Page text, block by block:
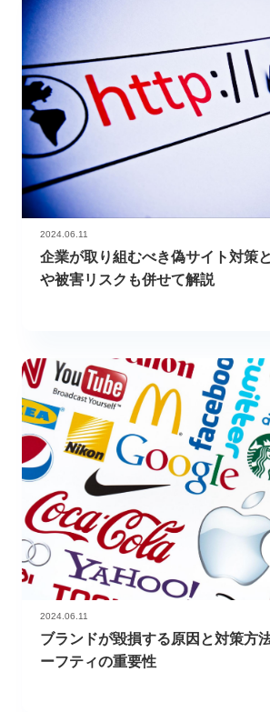
2024.06.11
企業が取り組むべき偽サイト対策
や被害リスクも併せて解説
2024.06.11
ブランドが毀損する原因と対策方
ーフティの重要性